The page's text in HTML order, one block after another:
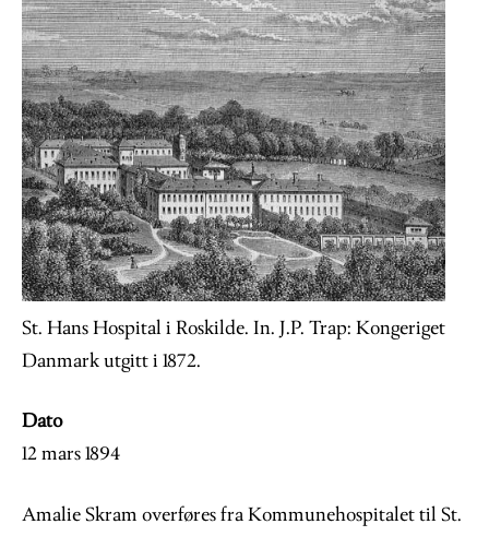
St. Hans Hospital i Roskilde. In. J.P. Trap: Kongeriget
Danmark utgitt i 1872.
Dato
12 mars 1894
Amalie Skram overføres fra Kommunehospitalet til St.